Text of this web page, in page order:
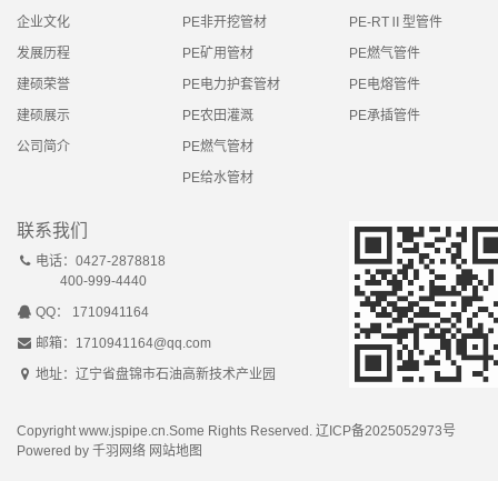
企业文化
发展历程
建硕荣誉
建硕展示
公司简介
PE非开挖管材
PE矿用管材
PE电力护套管材
PE农田灌溉
PE燃气管材
PE给水管材
PE-RTⅡ型管件
PE燃气管件
PE电熔管件
PE承插管件
联系我们
电话：0427-2878818
400-999-4440
QQ： 1710941164
邮箱：1710941164@qq.com
地址：辽宁省盘锦市石油高新技术产业园
Copyright www.jspipe.cn.Some Rights Reserved. 辽ICP备2025052973号
Powered by 千羽网络 网站地图